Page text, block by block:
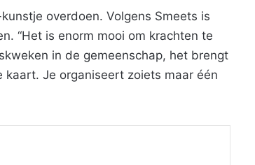
overdoen. Volgens Smeets is
“Het is enorm mooi om krachten te
in de gemeenschap, het brengt
Je organiseert zoiets maar één